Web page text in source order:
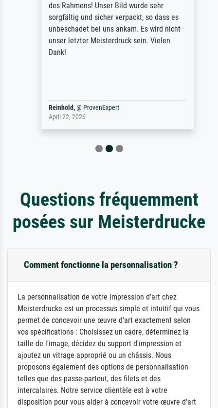
des Rahmens! Unser Bild wurde sehr
sorgfältig und sicher verpackt, so dass es
unbeschadet bei uns ankam. Es wird nicht
unser letzter Meisterdruck sein. Vielen
Dank!
Reinhold,@ProvenExpert
April 22, 2026
Questions fréquemment
posées sur Meisterdrucke
Comment fonctionne la personnalisation ?
La personnalisation de votre impression d'art chez
Meisterdrucke est un processus simple et intuitif qui vous
permet de concevoir une œuvre d'art exactement selon
vos spécifications : Choisissez un cadre, déterminez la
taille de l'image, décidez du support d'impression et
ajoutez un vitrage approprié ou un châssis. Nous
proposons également des options de personnalisation
telles que des passe-partout, des filets et des
intercalaires. Notre service clientèle est à votre
disposition pour vous aider à concevoir votre œuvre d'art